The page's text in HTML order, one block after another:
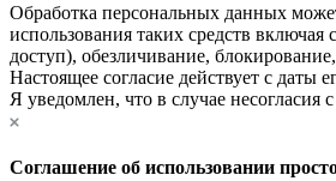
Обработка персональных данных
использования таких средств
доступ), обезличивание,
Настоящее согласие действует с даты
Я уведомлен, что в случае несогласия
Соглашение об использовании